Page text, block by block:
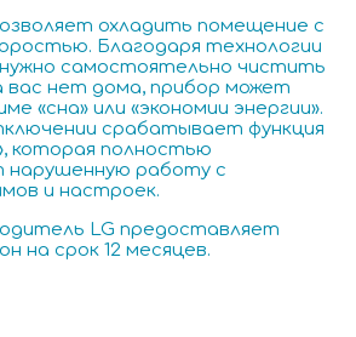
охладить помещение с
Благодаря технологии
самостоятельно чистить
вас нет дома, прибор может
«сна» или «экономии энергии».
срабатывает функция
которая полностью
нарушенную работу с
и настроек.
LG предоставляет
на срок 12 месяцев.